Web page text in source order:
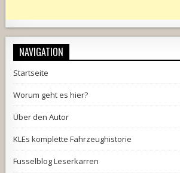
NAVIGATION
Startseite
Worum geht es hier?
Über den Autor
KLEs komplette Fahrzeughistorie
Fusselblog Leserkarren